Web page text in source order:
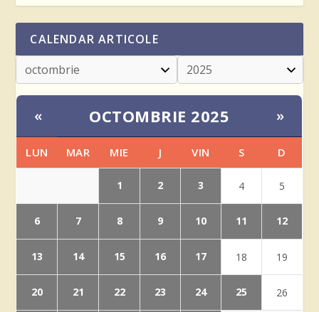
CALENDAR ARTICOLE
« OCTOMBRIE 2025 »
LUN MAR MIE J VIN S D
1 2 3 4 5
6 7 8 9 10 11 12
13 14 15 16 17 18 19
20 21 22 23 24 25 26